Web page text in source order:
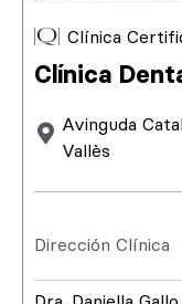
Clínica
Clínica
Avinguda
Vallès
Dirección Clínica